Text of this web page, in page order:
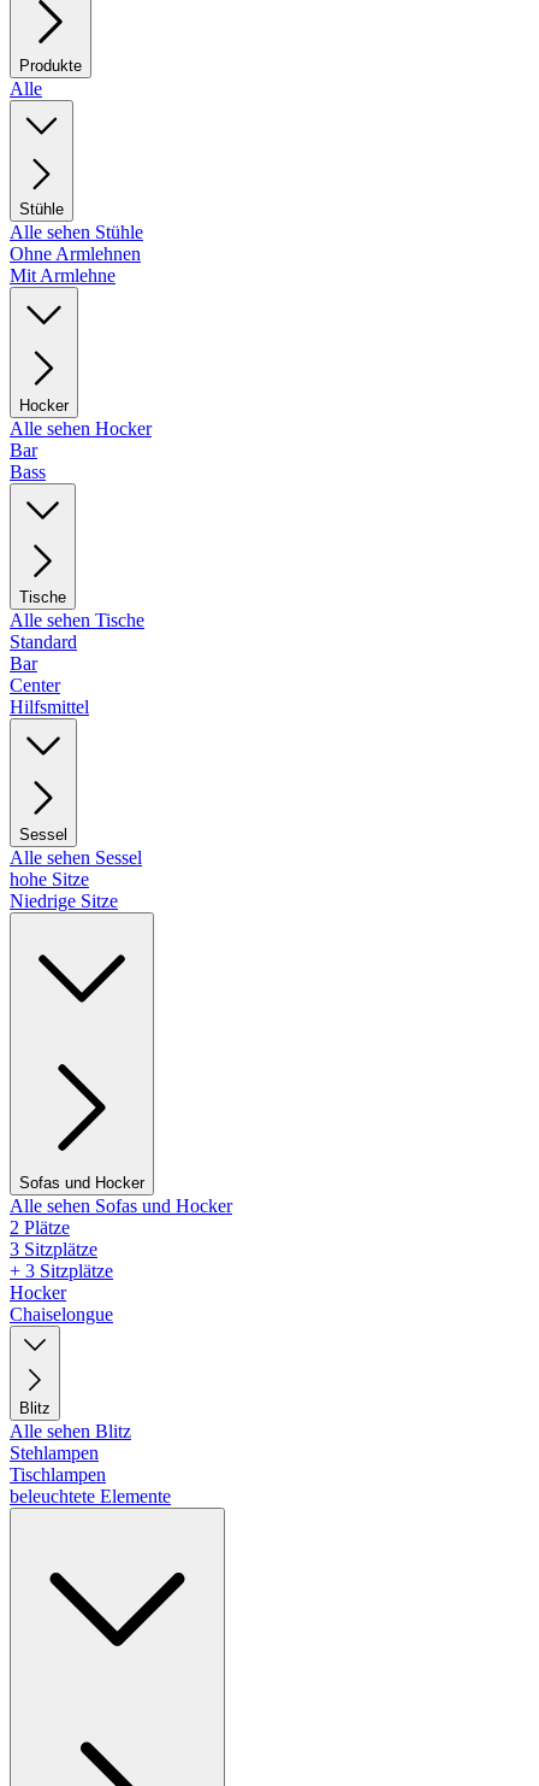
Produkte
Alle
Stühle
Alle sehen Stühle
Ohne Armlehnen
Mit Armlehne
Hocker
Alle sehen Hocker
Bar
Bass
Tische
Alle sehen Tische
Standard
Bar
Center
Hilfsmittel
Sessel
Alle sehen Sessel
hohe Sitze
Niedrige Sitze
Sofas und Hocker
Alle sehen Sofas und Hocker
2 Plätze
3 Sitzplätze
+ 3 Sitzplätze
Hocker
Chaiselongue
Blitz
Alle sehen Blitz
Stehlampen
Tischlampen
beleuchtete Elemente